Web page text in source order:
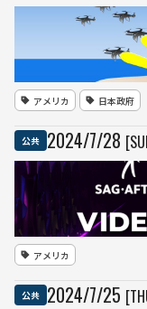
アメリカ 日本政府
公共 2024/7/28
アメリカ
公共 2024/7/25